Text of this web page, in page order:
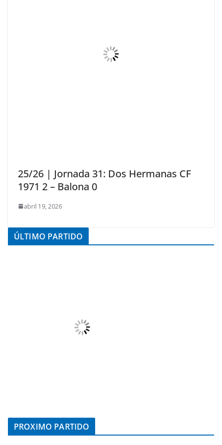
25/26 | Jornada 31: Dos Hermanas CF
1971 2 – Balona 0
abril 19, 2026
ÚLTIMO PARTIDO
PROXIMO PARTIDO